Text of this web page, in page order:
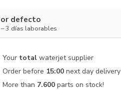
defecto
– 3 días laborables
Your total waterjet supplier
Order before 15:00 next day delivery
More than 7.600 parts on stock!